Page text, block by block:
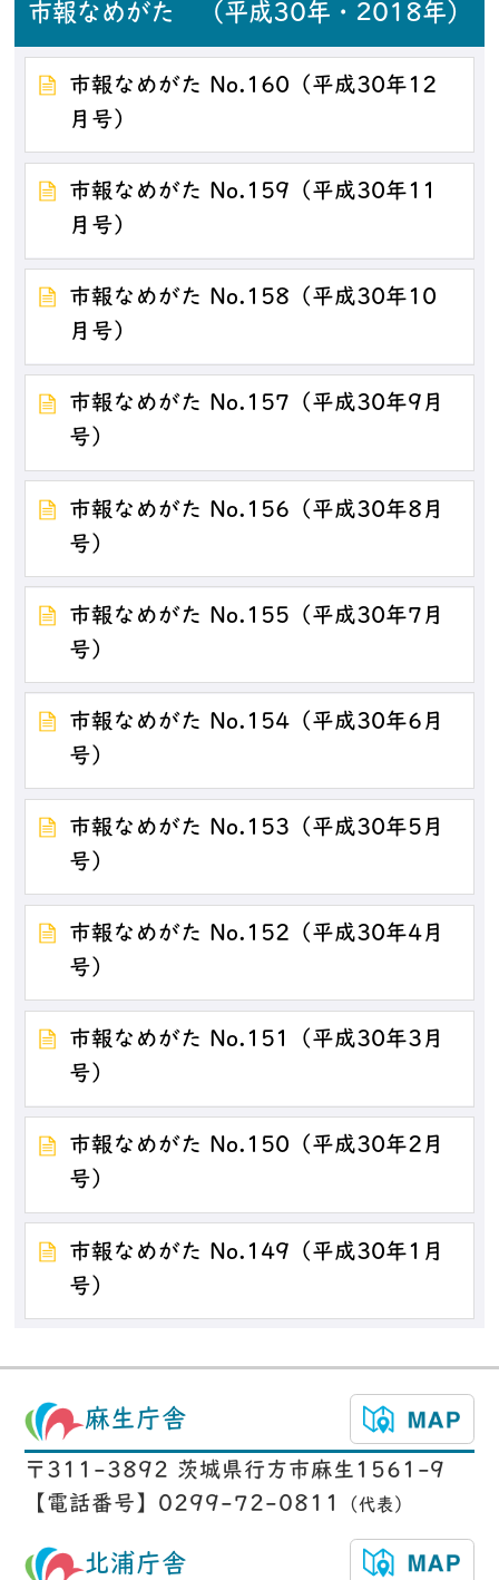
市報なめがた （平成30年・2018年）
市報なめがた No.160（平成30年12
月号）
市報なめがた No.159（平成30年11
月号）
市報なめがた No.158（平成30年10
月号）
市報なめがた No.157（平成30年9月
号）
市報なめがた No.156（平成30年8月
号）
市報なめがた No.155（平成30年7月
号）
市報なめがた No.154（平成30年6月
号）
市報なめがた No.153（平成30年5月
号）
市報なめがた No.152（平成30年4月
号）
市報なめがた No.151（平成30年3月
号）
市報なめがた No.150（平成30年2月
号）
市報なめがた No.149（平成30年1月
号）
麻生庁舎
〒311-3892 茨城県行方市麻生1561-9
【電話番号】0299-72-0811
（代表）
北浦庁舎